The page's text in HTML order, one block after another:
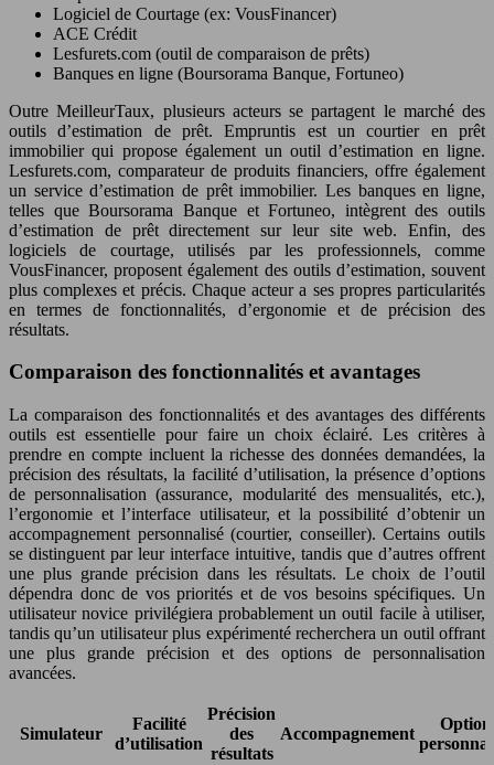
Logiciel de Courtage (ex: VousFinancer)
ACE Crédit
Lesfurets.com (outil de comparaison de prêts)
Banques en ligne (Boursorama Banque, Fortuneo)
Outre MeilleurTaux, plusieurs acteurs se partagent le marché des
outils d’estimation de prêt. Empruntis est un courtier en prêt
immobilier qui propose également un outil d’estimation en ligne.
Lesfurets.com, comparateur de produits financiers, offre également
un service d’estimation de prêt immobilier. Les banques en ligne,
telles que Boursorama Banque et Fortuneo, intègrent des outils
d’estimation de prêt directement sur leur site web. Enfin, des
logiciels de courtage, utilisés par les professionnels, comme
VousFinancer, proposent également des outils d’estimation, souvent
plus complexes et précis. Chaque acteur a ses propres particularités
en termes de fonctionnalités, d’ergonomie et de précision des
résultats.
Comparaison des fonctionnalités et avantages
La comparaison des fonctionnalités et des avantages des différents
outils est essentielle pour faire un choix éclairé. Les critères à
prendre en compte incluent la richesse des données demandées, la
précision des résultats, la facilité d’utilisation, la présence d’options
de personnalisation (assurance, modularité des mensualités, etc.),
l’ergonomie et l’interface utilisateur, et la possibilité d’obtenir un
accompagnement personnalisé (courtier, conseiller). Certains outils
se distinguent par leur interface intuitive, tandis que d’autres offrent
une plus grande précision dans les résultats. Le choix de l’outil
dépendra donc de vos priorités et de vos besoins spécifiques. Un
utilisateur novice privilégiera probablement un outil facile à utiliser,
tandis qu’un utilisateur plus expérimenté recherchera un outil offrant
une plus grande précision et des options de personnalisation
avancées.
Simulateur
Facilité
d’utilisation
Précision
des
résultats
Accompagnement